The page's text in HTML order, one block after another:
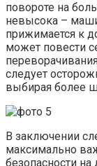
повороте на
невысока –
прижимается к
может повести
следует
выбирая более
В заключении
максимально
безопасности